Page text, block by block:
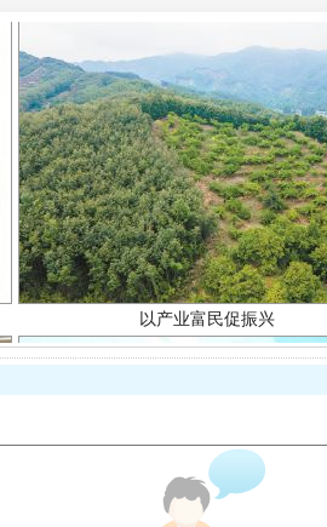
以产业富民促振兴
从幼儿园到大学，有这些资助